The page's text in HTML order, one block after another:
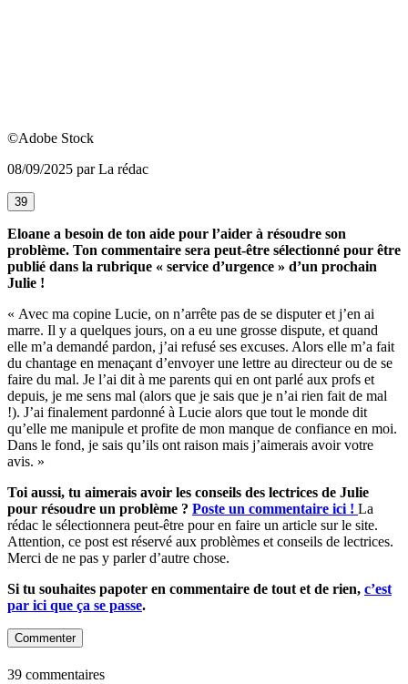
©Adobe Stock
08/09/2025 par La rédac
39
Eloane a besoin de ton aide pour l’aider à résoudre son
problème. Ton commentaire sera peut-être sélectionné pour être
publié dans la rubrique « service d’urgence » d’un prochain
Julie !
« Avec ma copine Lucie, on n’arrête pas de se disputer et j’en ai
marre. Il y a quelques jours, on a eu une grosse dispute, et quand
elle m’a demandé pardon, j’ai refusé ses excuses. Alors elle m’a fait
du chantage en menaçant d’envoyer une lettre au directeur ou de se
faire du mal. Je l’ai dit à me parents qui en ont parlé aux profs et
depuis, je me sens mal (alors que je sais que je n’ai rien fait de mal
!). J’ai finalement pardonné à Lucie alors que tout le monde dit
qu’elle me manipule et profite de mon manque de confiance en moi.
Dans le fond, je sais qu’ils ont raison mais j’aimerais avoir votre
avis. »
Toi aussi, tu aimerais avoir les conseils des lectrices de Julie
pour résoudre un problème ? Poste un commentaire ici ! La
rédac le sélectionnera peut-être pour en faire un article sur le site.
Attention, ce post est réservé aux problèmes et conseils de lectrices.
Merci de ne pas y parler d’autre chose.
Si tu souhaites papoter en commentaire de tout et de rien, c’est
par ici que ça se passe.
Commenter
39 commentaires